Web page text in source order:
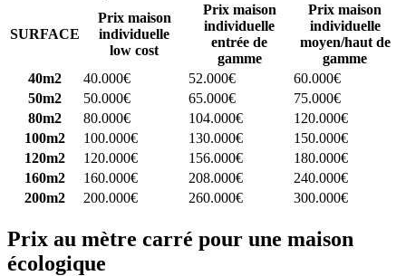
SURFACE
Prix maison
individuelle
low cost
Prix maison
individuelle
entrée de
gamme
Prix maison
individuelle
moyen/haut de
gamme
40m2
40.000€ 52.000€
60.000€
50m2
50.000€ 65.000€
75.000€
80m2
80.000€ 104.000€
120.000€
100m2
100.000€ 130.000€
150.000€
120m2
120.000€ 156.000€
180.000€
160m2
160.000€ 208.000€
240.000€
200m2
200.000€ 260.000€ 300.000€
Prix au mètre carré pour une maison
écologique